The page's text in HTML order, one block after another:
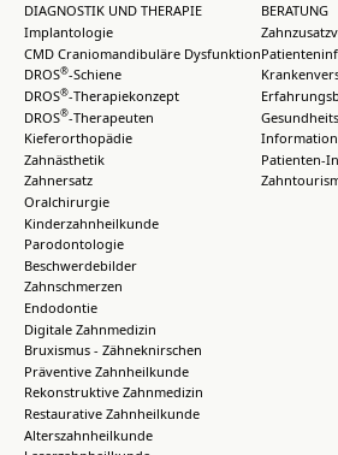
DIAGNOSTIK UND THERAPIE
Implantologie
CMD Craniomandibuläre Dysfunktion
DROS®-Schiene
DROS®-Therapiekonzept
DROS®-Therapeuten
Kieferorthopädie
Zahnästhetik
Zahnersatz
Oralchirurgie
Kinderzahnheilkunde
Parodontologie
Beschwerdebilder
Zahnschmerzen
Endodontie
Digitale Zahnmedizin
Bruxismus - Zähneknirschen
Präventive Zahnheilkunde
Rekonstruktive Zahnmedizin
Restaurative Zahnheilkunde
Alterszahnheilkunde
BERATUNG
Patienten-